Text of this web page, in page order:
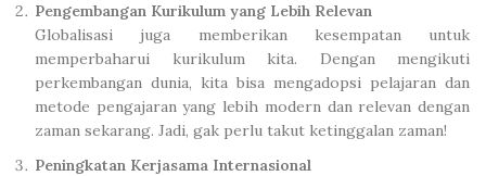
Pengembangan Kurikulum yang Lebih Relevan
Globalisasi juga memberikan kesempatan untuk
memperbaharui kurikulum kita. Dengan mengikuti
perkembangan dunia, kita bisa mengadopsi pelajaran dan
metode pengajaran yang lebih modern dan relevan dengan
zaman sekarang. Jadi, gak perlu takut ketinggalan zaman!
Peningkatan Kerjasama Internasional